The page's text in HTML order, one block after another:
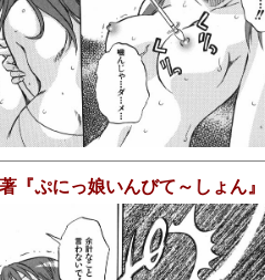
『ぷにっ娘いんびて～しょん